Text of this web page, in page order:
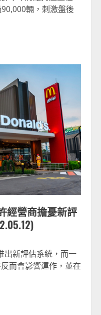
輛，刺激盤後
經營商擔憂新評
出新評估系統，而一
而會影響運作，並在